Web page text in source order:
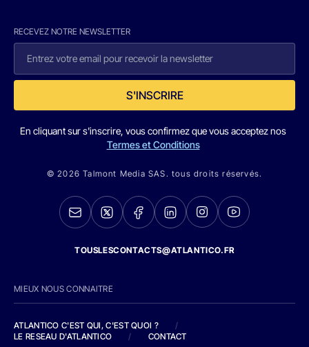
RECEVEZ NOTRE NEWSLETTER
S'INSCRIRE
En cliquant sur s'inscrire, vous confirmez que vous acceptez nos
Termes et Conditions
© 2026 Talmont Media SAS. tous droits réservés.
TOUSLESCONTACTS@ATLANTICO.FR
MIEUX NOUS CONNAITRE
ATLANTICO C'EST QUI, C'EST QUOI ?
/
LE RESEAU D'ATLANTICO
/ CONTACT